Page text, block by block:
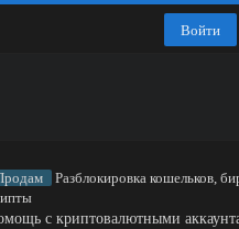
Разблокировка кошельков,
с криптовалютными
Войти